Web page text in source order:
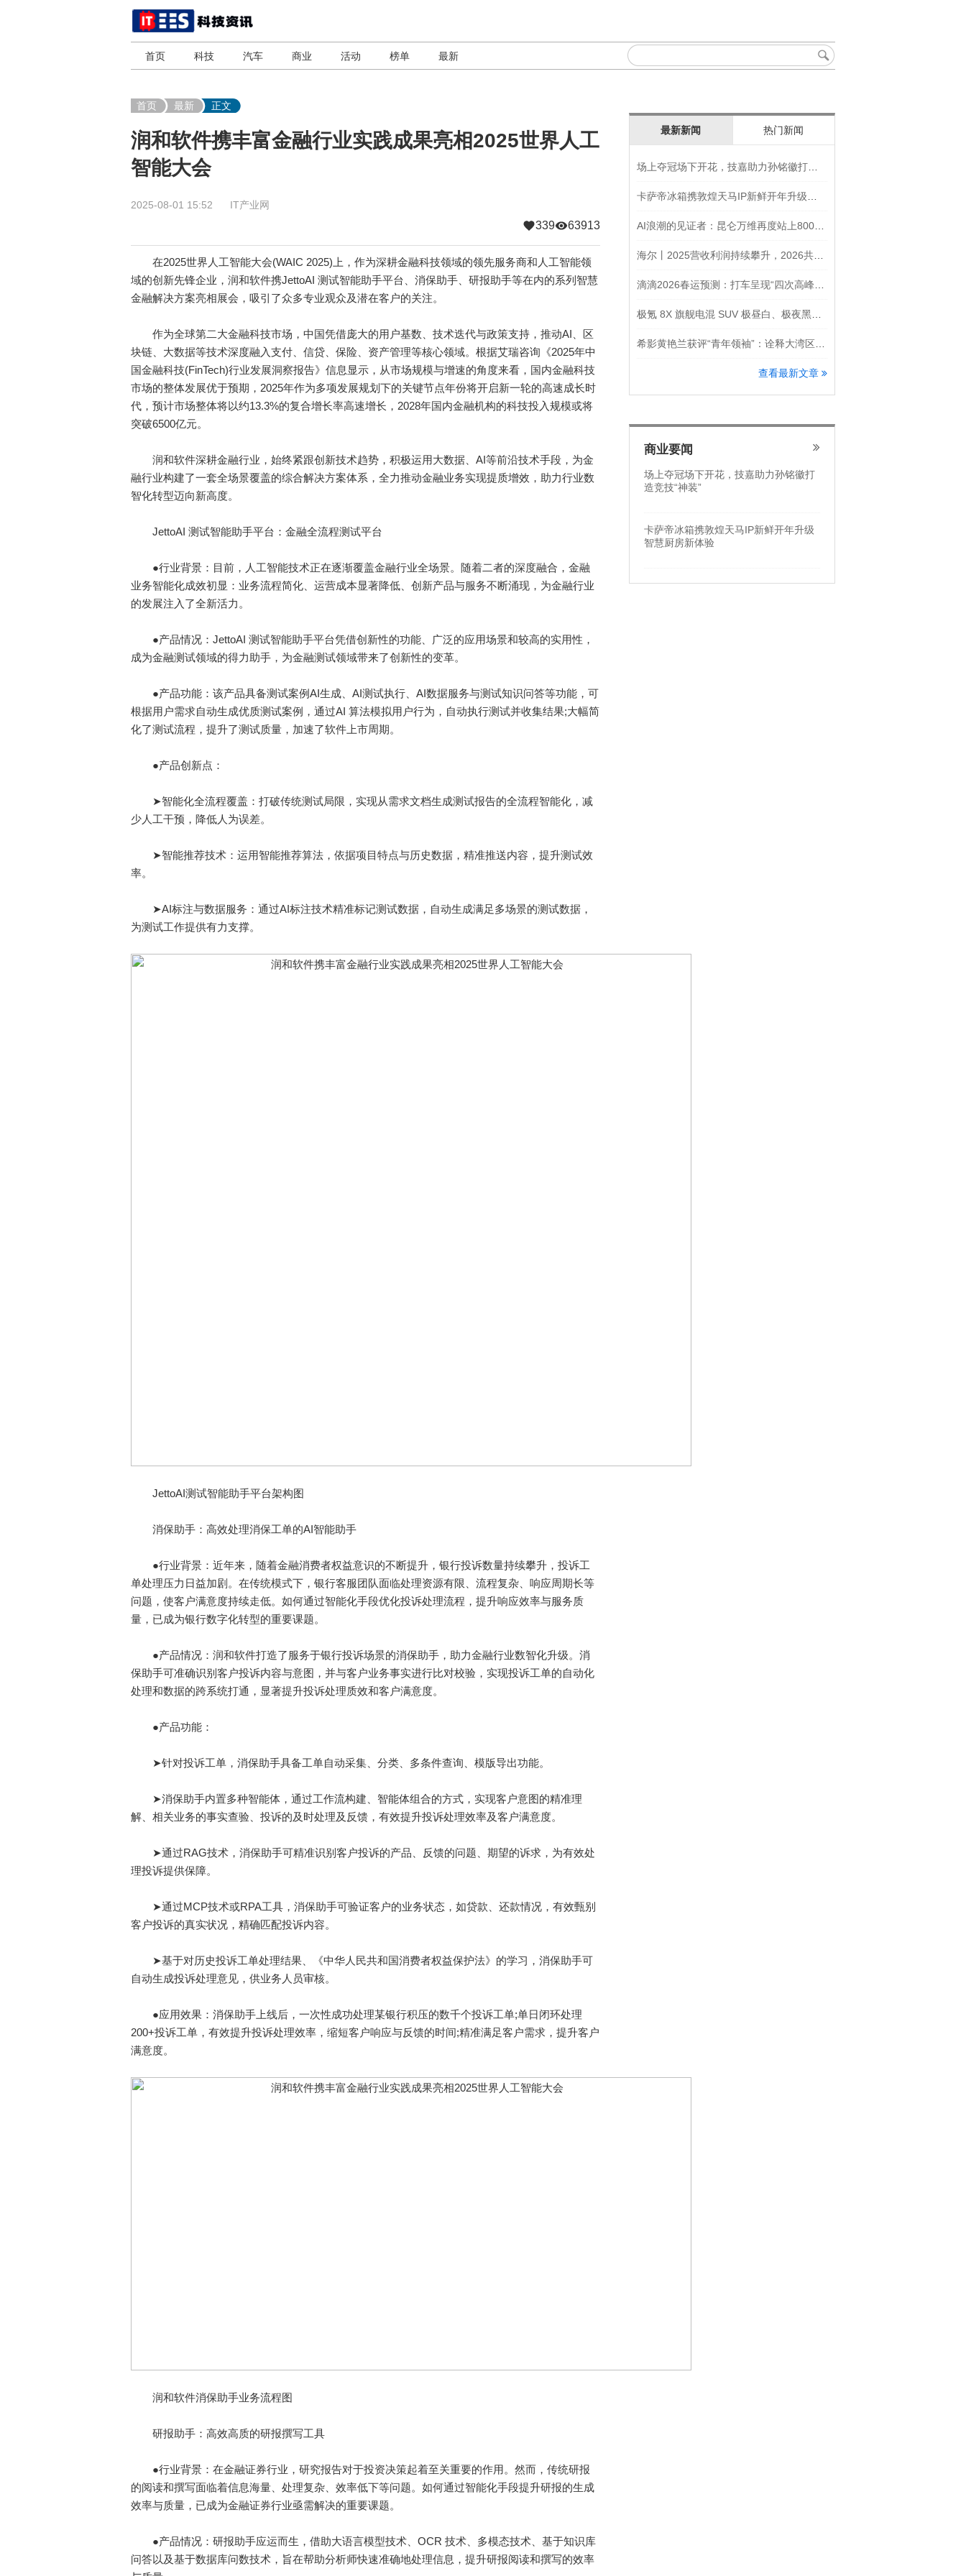
首页 科技 汽车 商业 活动 榜单 最新
首页 最新 正文
润和软件携丰富金融行业实践成果亮相2025世界人工
智能大会
2025-08-01 15:52 IT产业网
339 63913
在2025世界人工智能大会(WAIC 2025)上，作为深耕金融科技领域的领先服务商和人工智能领
域的创新先锋企业，润和软件携JettoAI 测试智能助手平台、消保助手、研报助手等在内的系列智慧
金融解决方案亮相展会，吸引了众多专业观众及潜在客户的关注。
作为全球第二大金融科技市场，中国凭借庞大的用户基数、技术迭代与政策支持，推动AI、区
块链、大数据等技术深度融入支付、信贷、保险、资产管理等核心领域。根据艾瑞咨询《2025年中
国金融科技(FinTech)行业发展洞察报告》信息显示，从市场规模与增速的角度来看，国内金融科技
市场的整体发展优于预期，2025年作为多项发展规划下的关键节点年份将开启新一轮的高速成长时
代，预计市场整体将以约13.3%的复合增长率高速增长，2028年国内金融机构的科技投入规模或将
突破6500亿元。
润和软件深耕金融行业，始终紧跟创新技术趋势，积极运用大数据、AI等前沿技术手段，为金
融行业构建了一套全场景覆盖的综合解决方案体系，全力推动金融业务实现提质增效，助力行业数
智化转型迈向新高度。
JettoAI 测试智能助手平台：金融全流程测试平台
●行业背景：目前，人工智能技术正在逐渐覆盖金融行业全场景。随着二者的深度融合，金融
业务智能化成效初显：业务流程简化、运营成本显著降低、创新产品与服务不断涌现，为金融行业
的发展注入了全新活力。
●产品情况：JettoAI 测试智能助手平台凭借创新性的功能、广泛的应用场景和较高的实用性，
成为金融测试领域的得力助手，为金融测试领域带来了创新性的变革。
●产品功能：该产品具备测试案例AI生成、AI测试执行、AI数据服务与测试知识问答等功能，可
根据用户需求自动生成优质测试案例，通过AI 算法模拟用户行为，自动执行测试并收集结果;大幅简
化了测试流程，提升了测试质量，加速了软件上市周期。
●产品创新点：
➤智能化全流程覆盖：打破传统测试局限，实现从需求文档生成测试报告的全流程智能化，减
少人工干预，降低人为误差。
➤智能推荐技术：运用智能推荐算法，依据项目特点与历史数据，精准推送内容，提升测试效
率。
➤AI标注与数据服务：通过AI标注技术精准标记测试数据，自动生成满足多场景的测试数据，
为测试工作提供有力支撑。
JettoAI测试智能助手平台架构图
消保助手：高效处理消保工单的AI智能助手
●行业背景：近年来，随着金融消费者权益意识的不断提升，银行投诉数量持续攀升，投诉工
单处理压力日益加剧。在传统模式下，银行客服团队面临处理资源有限、流程复杂、响应周期长等
问题，使客户满意度持续走低。如何通过智能化手段优化投诉处理流程，提升响应效率与服务质
量，已成为银行数字化转型的重要课题。
●产品情况：润和软件打造了服务于银行投诉场景的消保助手，助力金融行业数智化升级。消
保助手可准确识别客户投诉内容与意图，并与客户业务事实进行比对校验，实现投诉工单的自动化
处理和数据的跨系统打通，显著提升投诉处理质效和客户满意度。
●产品功能：
➤针对投诉工单，消保助手具备工单自动采集、分类、多条件查询、模版导出功能。
➤消保助手内置多种智能体，通过工作流构建、智能体组合的方式，实现客户意图的精准理
解、相关业务的事实查验、投诉的及时处理及反馈，有效提升投诉处理效率及客户满意度。
➤通过RAG技术，消保助手可精准识别客户投诉的产品、反馈的问题、期望的诉求，为有效处
理投诉提供保障。
➤通过MCP技术或RPA工具，消保助手可验证客户的业务状态，如贷款、还款情况，有效甄别
客户投诉的真实状况，精确匹配投诉内容。
➤基于对历史投诉工单处理结果、《中华人民共和国消费者权益保护法》的学习，消保助手可
自动生成投诉处理意见，供业务人员审核。
●应用效果：消保助手上线后，一次性成功处理某银行积压的数千个投诉工单;单日闭环处理
200+投诉工单，有效提升投诉处理效率，缩短客户响应与反馈的时间;精准满足客户需求，提升客户
满意度。
润和软件消保助手业务流程图
研报助手：高效高质的研报撰写工具
●行业背景：在金融证券行业，研究报告对于投资决策起着至关重要的作用。然而，传统研报
的阅读和撰写面临着信息海量、处理复杂、效率低下等问题。如何通过智能化手段提升研报的生成
效率与质量，已成为金融证券行业亟需解决的重要课题。
●产品情况：研报助手应运而生，借助大语言模型技术、OCR 技术、多模态技术、基于知识库
问答以及基于数据库问数技术，旨在帮助分析师快速准确地处理信息，提升研报阅读和撰写的效率
最新新闻 热门新闻
查看最新文章
商业要闻
场上夺冠场下开花，技嘉助力孙铭徽打
造竞技“神装”
卡萨帝冰箱携敦煌天马IP新鲜开年升级
智慧厨房新体验